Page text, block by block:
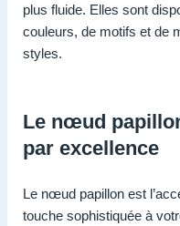
plus fluide. Elles sont
couleurs, de motifs et de
styles.
Le nœud
par excellence
Le nœud papillon est
touche sophistiquée à